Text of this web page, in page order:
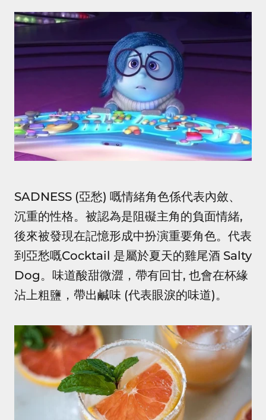
SADNESS (亞愁) 嘅情緒角色係代表內斂、
沉重的性格。被認為是阻礙主角的負面情緒,
後來被發現在記憶形成中扮演重要角色。代表
到亞愁嘅Cocktail 是屬於夏天的雞尾酒 Salty
Dog。味道酸甜微澀，帶有回甘, 也會在杯緣
沾上粗鹽，帶出鹹味 (代表眼淚的味道)。